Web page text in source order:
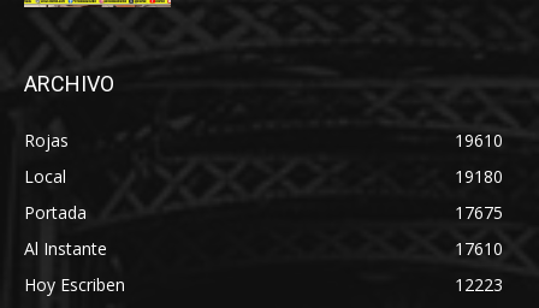
ARCHIVO
Rojas
19610
Local
19180
Portada
17675
Al Instante
17610
Hoy Escriben
12223